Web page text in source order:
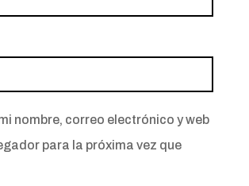
nombre, correo electrónico y web
para la próxima vez que